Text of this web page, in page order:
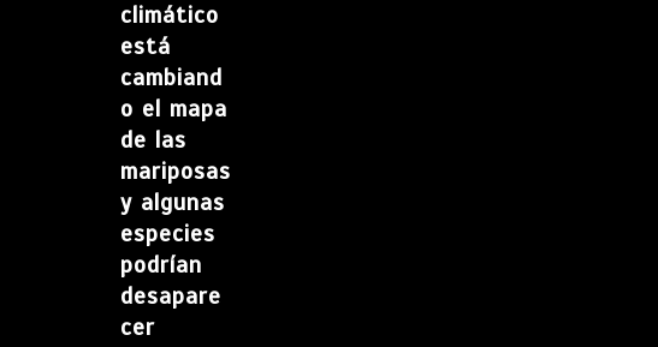
climático
está
cambiand
o el mapa
de las
mariposas
y algunas
especies
podrían
desapare
cer